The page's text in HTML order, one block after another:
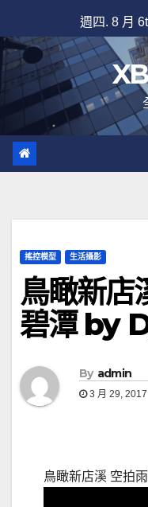
to
content
週四. 8 月
搖控模型 生活攝影
鳥瞰新店
碧潭 by
By admin
3 月 29, 2017
鳥瞰新店溪 空拍